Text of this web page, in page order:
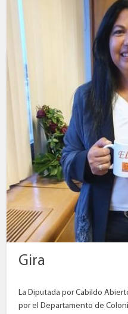
Gira
La Diputada por Cabildo
por el Departamento de